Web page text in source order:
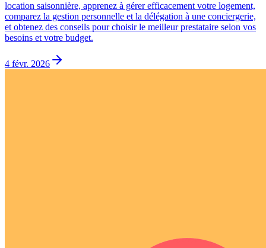
location saisonnière, apprenez à gérer efficacement votre logement,
comparez la gestion personnelle et la délégation à une conciergerie,
et obtenez des conseils pour choisir le meilleur prestataire selon vos
besoins et votre budget.
4 févr. 2026